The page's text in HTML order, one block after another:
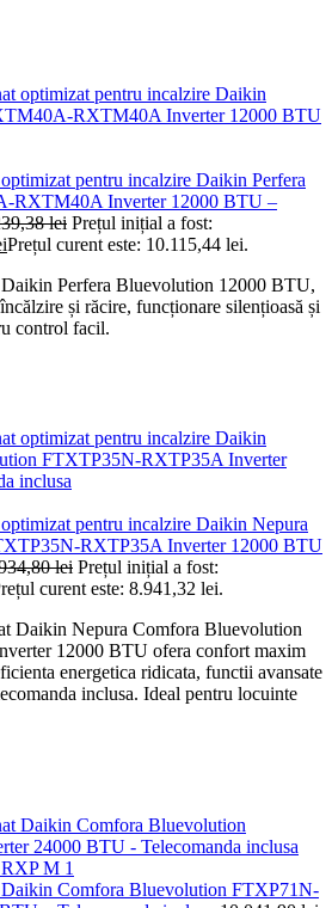
pentru incalzire Daikin Perfera
RXTM40A Inverter 12000 BTU –
lei Prețul inițial a fost:
Prețul curent este: 10.115,44 lei.
Perfera Bluevolution 12000 BTU,
și răcire, funcționare silențioasă și
control facil.
pentru incalzire Daikin Nepura
RXTP35A Inverter 12000 BTU
lei Prețul inițial a fost:
curent este: 8.941,32 lei.
Daikin Nepura Comfora Bluevolution
12000 BTU ofera confort maxim
energetica ridicata, functii avansate
inclusa. Ideal pentru locuinte
Daikin Comfora Bluevolution FTXP71N-